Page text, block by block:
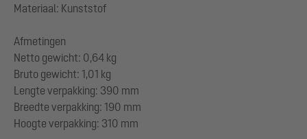
Materiaal: Kunststof
Afmetingen
Netto gewicht: 0,64 kg
Bruto gewicht: 1,01 kg
Lengte verpakking: 390 mm
Breedte verpakking: 190 mm